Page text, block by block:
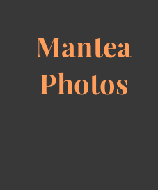
Mantea
Photos